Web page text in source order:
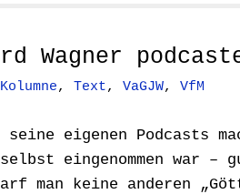
Wagner
Kolumne, Text, VaGJW, VfM
eigenen Podcasts
eingenommen war –
man keine anderen